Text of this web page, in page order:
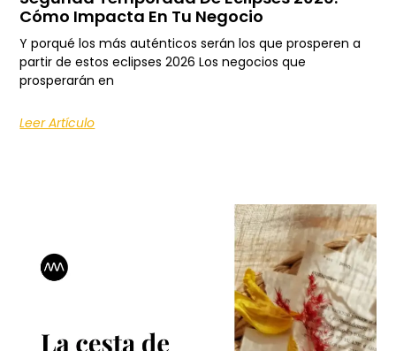
Cómo Impacta En Tu Negocio
Y porqué los más auténticos serán los que prosperen a
partir de estos eclipses 2026 Los negocios que
prosperarán en
Leer Artículo